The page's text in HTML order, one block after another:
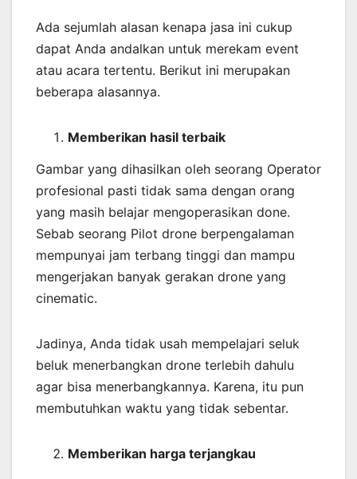
Ada sejumlah alasan kenapa jasa ini cukup
dapat Anda andalkan untuk merekam event
atau acara tertentu. Berikut ini merupakan
beberapa alasannya.
Memberikan hasil terbaik
Gambar yang dihasilkan oleh seorang Operator
profesional pasti tidak sama dengan orang
yang masih belajar mengoperasikan done.
Sebab seorang Pilot drone berpengalaman
mempunyai jam terbang tinggi dan mampu
mengerjakan banyak gerakan drone yang
cinematic.
Jadinya, Anda tidak usah mempelajari seluk
beluk menerbangkan drone terlebih dahulu
agar bisa menerbangkannya. Karena, itu pun
membutuhkan waktu yang tidak sebentar.
Memberikan harga terjangkau